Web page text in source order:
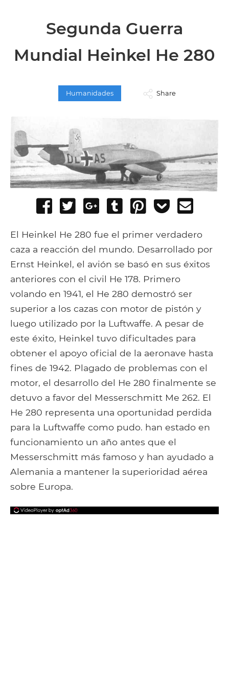
Segunda Guerra
Mundial Heinkel He 280
Humanidades Share
Share
Facebook
Tweet
Share
Google+
Post
Tumblr
Pin
Add
Pocket
El Heinkel He 280 fue el primer verdadero
caza a reacción del mundo. Desarrollado por
Ernst Heinkel, el avión se basó en sus éxitos
anteriores con el civil He 178. Primero
volando en 1941, el He 280 demostró ser
superior a los cazas con motor de pistón y
luego utilizado por la Luftwaffe. A pesar de
este éxito, Heinkel tuvo dificultades para
obtener el apoyo oficial de la aeronave hasta
fines de 1942. Plagado de problemas con el
motor, el desarrollo del He 280 finalmente se
detuvo a favor del Messerschmitt Me 262. El
He 280 representa una oportunidad perdida
para la Luftwaffe como pudo. han estado en
funcionamiento un año antes que el
Messerschmitt más famoso y han ayudado a
Alemania a mantener la superioridad aérea
sobre Europa.